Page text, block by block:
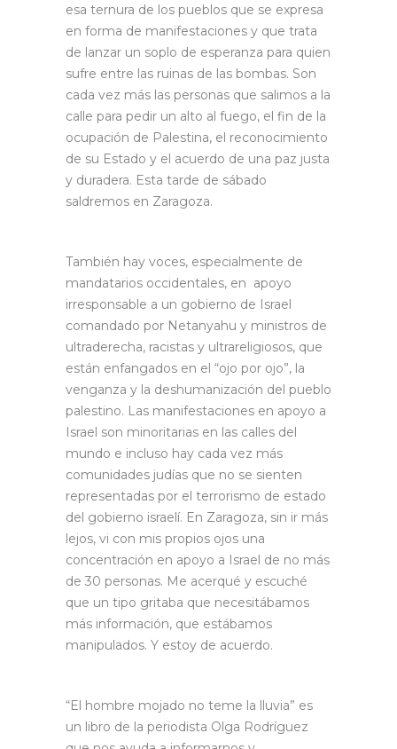
esa ternura de los pueblos que se expresa
en forma de manifestaciones y que trata
de lanzar un soplo de esperanza para quien
sufre entre las ruinas de las bombas. Son
cada vez más las personas que salimos a la
calle para pedir un alto al fuego, el fin de la
ocupación de Palestina, el reconocimiento
de su Estado y el acuerdo de una paz justa
y duradera. Esta tarde de sábado
saldremos en Zaragoza.
También hay voces, especialmente de
mandatarios occidentales, en apoyo
irresponsable a un gobierno de Israel
comandado por Netanyahu y ministros de
ultraderecha, racistas y ultrareligiosos, que
están enfangados en el “ojo por ojo”, la
venganza y la deshumanización del pueblo
palestino. Las manifestaciones en apoyo a
Israel son minoritarias en las calles del
mundo e incluso hay cada vez más
comunidades judías que no se sienten
representadas por el terrorismo de estado
del gobierno israelí. En Zaragoza, sin ir más
lejos, vi con mis propios ojos una
concentración en apoyo a Israel de no más
de 30 personas. Me acerqué y escuché
que un tipo gritaba que necesitábamos
más información, que estábamos
manipulados. Y estoy de acuerdo.
“El hombre mojado no teme la lluvia” es
un libro de la periodista Olga Rodríguez